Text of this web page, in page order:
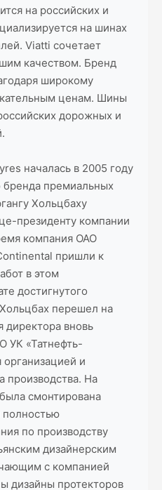
на российских и
на шинах
Viatti сочетает
качеством. Бренд
широкому
ценам. Шины
дорожных и
началась в 2005 году
бренда премиальных
Хольцбаху
президенту компании
компания ОАО
пришли к
в этом
достигнутого
перешел на
директора вновь
УК «Татнефть-
организацией и
производства. На
смонтирована
полностью
по производству
дизайнерским
с компанией
дизайны протекторов